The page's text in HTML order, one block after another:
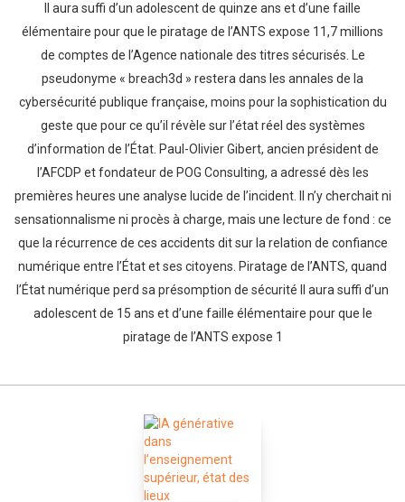
Il aura suffi d’un adolescent de quinze ans et d’une faille
élémentaire pour que le piratage de l’ANTS expose 11,7 millions
de comptes de l’Agence nationale des titres sécurisés. Le
pseudonyme « breach3d » restera dans les annales de la
cybersécurité publique française, moins pour la sophistication du
geste que pour ce qu’il révèle sur l’état réel des systèmes
d’information de l’État. Paul-Olivier Gibert, ancien président de
l’AFCDP et fondateur de POG Consulting, a adressé dès les
premières heures une analyse lucide de l’incident. Il n’y cherchait ni
sensationnalisme ni procès à charge, mais une lecture de fond : ce
que la récurrence de ces accidents dit sur la relation de confiance
numérique entre l’État et ses citoyens. Piratage de l’ANTS, quand
l’État numérique perd sa présomption de sécurité Il aura suffi d’un
adolescent de 15 ans et d’une faille élémentaire pour que le
piratage de l’ANTS expose 1